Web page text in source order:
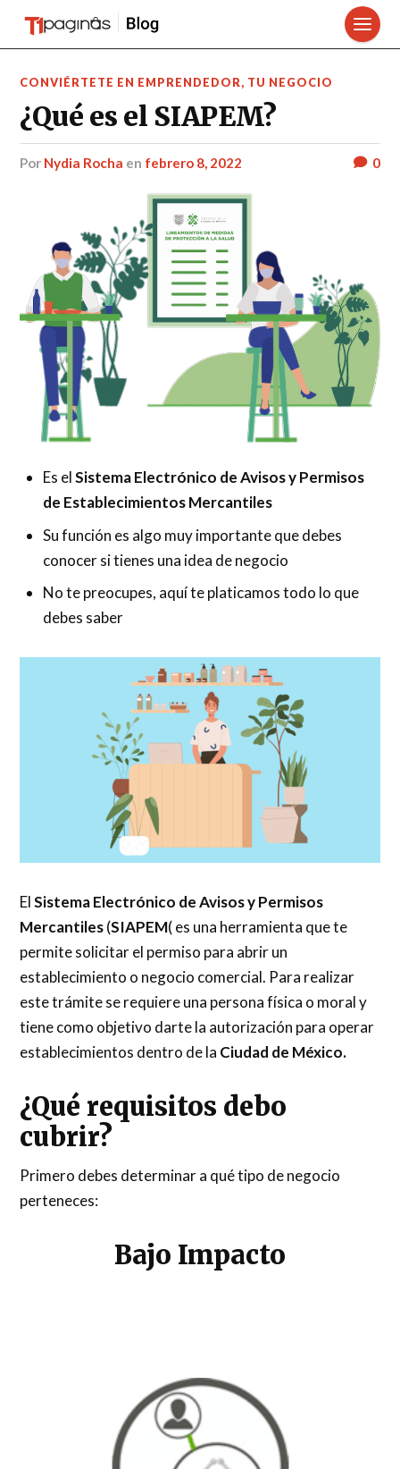
CONVIÉRTETE EN EMPRENDEDOR, TU NEGOCIO
¿Qué es el SIAPEM?
por Nydia Rocha en febrero 8, 2022 0
Es elSistema Electrónico de Avisos y Permisos
de Establecimientos Mercantiles
Su función es algo muy importante que debes
conocer si tienes una idea de negocio
No te preocupes, aquí te platicamos todo lo que
debes saber
ElSistema Electrónico de Avisos y Permisos
Mercantiles(SIAPEM( es una herramienta que te
permite solicitar el permiso para abrir un
establecimiento o negocio comercial. Para realizar
este trámite se requiere una persona física o moral y
tiene como objetivo darte la autorización para operar
establecimientos dentro de la Ciudad de México.
¿Qué requisitos debo
cubrir?
Primero debes determinar a qué tipo de negocio
perteneces:
Bajo Impacto